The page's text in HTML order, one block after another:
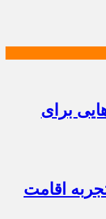
برای
اقامت